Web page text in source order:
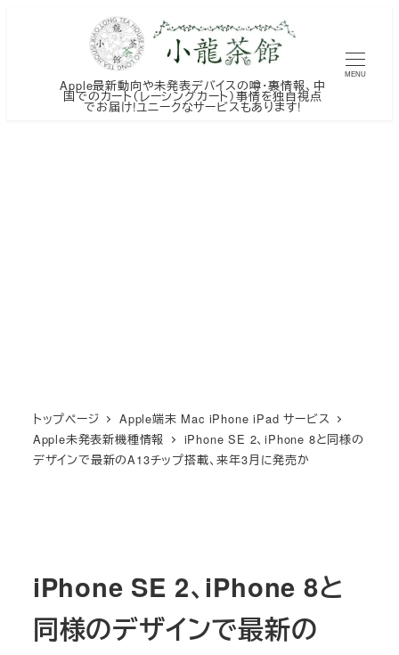
Apple最新動向や未発表デバイスの噂・裏情報、中
国でのカート（レーシングカート）事情を独自視点
でお届け!ユニークなサービスもあります!
MENU
トップページ
Apple端末 Mac iPhone iPad サービス
Apple未発表新機種情報
iPhone SE 2、iPhone 8と同様の
デザインで最新のA13チップ搭載、来年3月に発売か
iPhone SE 2、iPhone 8と
同様のデザインで最新の